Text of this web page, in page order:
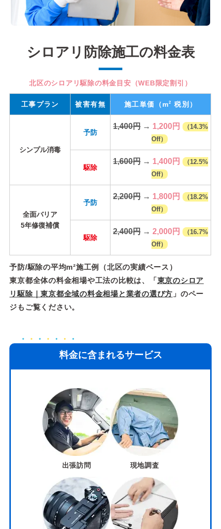
シロアリ防除施工の料金表
北区のシロアリ駆除の料金目安（WEB限定割引）
工事プラン 被害有無 施工単価 （m2 税別）
シンプル消毒
予防
1,400円→ 1,200円
（14.3%
Off）
駆除
1,600円→ 1,400円
（12.5%
Off）
全面バリア
5年修復補償
予防
2,200円→ 1,800円
（18.2%
Off）
駆除
2,400円→2,000円
（16.7%
Off）
予防/駆除の平均m²施工例（北区の実績ベース）
東京都全体の料金相場や工法の比較は、「東京のシロア
リ駆除｜東京都全域の料金相場と業者の選び方 」のペー
ジもご覧ください。
料金に含まれるサービス
出張訪問 現地調査